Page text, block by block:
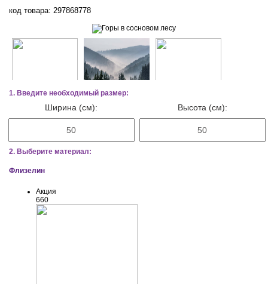
код товара: 297868778
1. Введите необходимый размер:
Ширина (см): Высота (см):
2. Выберите материал:
Флизелин
Акция
660